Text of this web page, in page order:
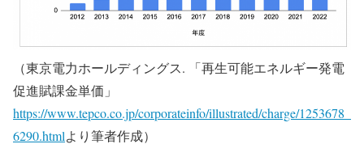
（東京電力ホールディングス. 「再生可能エネルギー発電
促進賦課金単価」
https://www.tepco.co.jp/corporateinfo/illustrated/charge/1253678_
6290.htmlより筆者作成）